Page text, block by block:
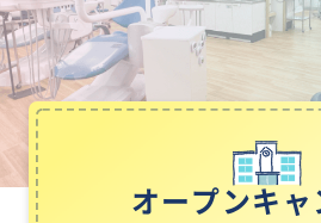
オープンキャ